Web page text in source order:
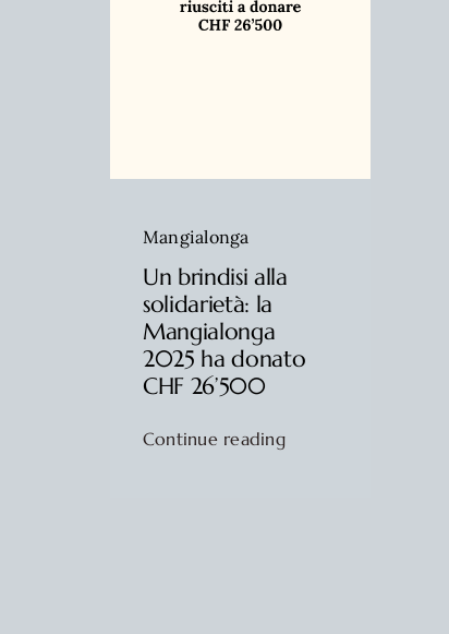
Mangialonga
Un brindisi alla
solidarietà: la
Mangialonga
2025 ha donato
CHF 26’500
Continue reading